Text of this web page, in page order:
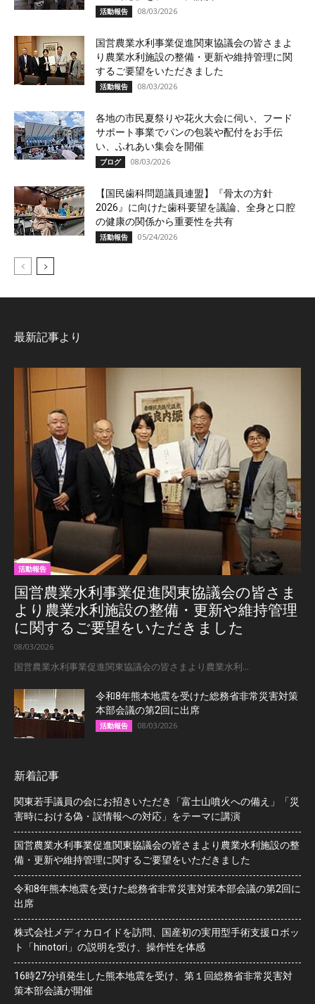
活動報告 08/03/2026
国営農業水利事業促進関東協議会の皆さまよ
り農業水利施設の整備・更新や維持管理に関
するご要望をいただきました
活動報告 08/03/2026
各地の市民夏祭りや花火大会に伺い、フード
サポート事業でパンの包装や配付をお手伝
い、ふれあい集会を開催
ブログ 08/03/2026
【国民歯科問題議員連盟】『骨太の方針
2026』に向けた歯科要望を議論、全身と口腔
の健康の関係から重要性を共有
活動報告 05/24/2026
最新記事より
活動報告
国営農業水利事業促進関東協議会の皆さま
より農業水利施設の整備・更新や維持管理
に関するご要望をいただきました
08/03/2026
国営農業水利事業促進関東協議会の皆さまより農業水利...
令和8年熊本地震を受けた総務省非常災害対策
本部会議の第2回に出席
活動報告 08/03/2026
新着記事
関東若手議員の会にお招きいただき「富士山噴火への備え」「災
害時における偽・誤情報への対応」をテーマに講演
国営農業水利事業促進関東協議会の皆さまより農業水利施設の整
備・更新や維持管理に関するご要望をいただきました
令和8年熊本地震を受けた総務省非常災害対策本部会議の第2回に
出席
株式会社メディカロイドを訪問、国産初の実用型手術支援ロボッ
ト「hinotori」の説明を受け、操作性を体感
16時27分頃発生した熊本地震を受け、第１回総務省非常災害対
策本部会議が開催